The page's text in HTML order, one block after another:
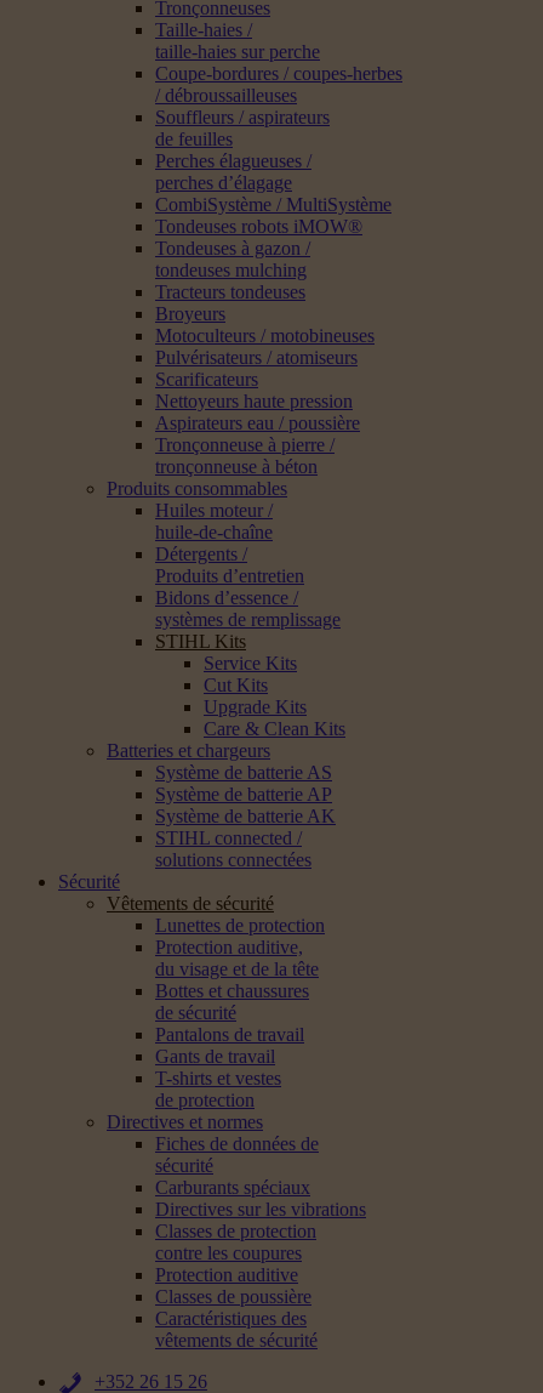
Tronçonneuses
Taille-haies /
taille-haies sur perche
Coupe-bordures / coupes-herbes
/ débroussailleuses
Souffleurs / aspirateurs
de feuilles
Perches élagueuses /
perches d’élagage
CombiSystème / MultiSystème
Tondeuses robots iMOW®
Tondeuses à gazon /
tondeuses mulching
Tracteurs tondeuses
Broyeurs
Motoculteurs / motobineuses
Pulvérisateurs / atomiseurs
Scarificateurs
Nettoyeurs haute pression
Aspirateurs eau / poussière
Tronçonneuse à pierre /
tronçonneuse à béton
Produits consommables
Huiles moteur /
huile-de-chaîne
Détergents /
Produits d’entretien
Bidons d’essence /
systèmes de remplissage
STIHL Kits
Service Kits
Cut Kits
Upgrade Kits
Care & Clean Kits
Batteries et chargeurs
Système de batterie AS
Système de batterie AP
Système de batterie AK
STIHL connected /
solutions connectées
Sécurité
Vêtements de sécurité
Lunettes de protection
Protection auditive,
du visage et de la tête
Bottes et chaussures
de sécurité
Pantalons de travail
Gants de travail
T-shirts et vestes
de protection
Directives et normes
Fiches de données de
sécurité
Carburants spéciaux
Directives sur les vibrations
Classes de protection
contre les coupures
Protection auditive
Classes de poussière
Caractéristiques des
vêtements de sécurité
+352 26 15 26